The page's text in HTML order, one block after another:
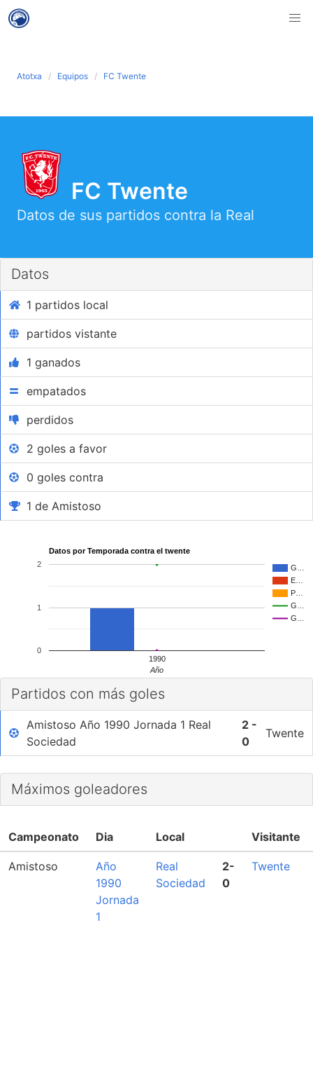
Atotxa Equipos FC Twente
FC Twente
Datos de sus partidos contra la Real
Datos
1 partidos local
partidos vistante
1 ganados
empatados
perdidos
2 goles a favor
0 goles contra
1 de Amistoso
Datos por Temporada contra el twente
G…
E…
P…
G…
G…
1990
0
1
2
Año
Partidos con más goles
Amistoso Año 1990 Jornada 1 Real
Sociedad
2 -
0
Twente
Máximos goleadores
Campeonato Dia Local Visitante
Amistoso
Año
1990
Jornada
1
Real
Sociedad
2-
0
Twente